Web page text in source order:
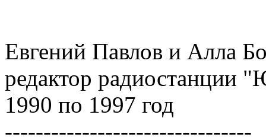
Евгений Павлов и Алла
редактор радиостанции
1990 по 1997 год
--------------------------------